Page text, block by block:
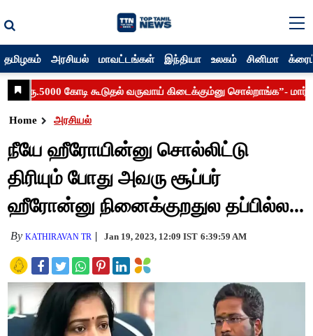
தமிழகம் அரசியல் மாவட்டங்கள் இந்தியா உலகம் சினிமா
Home அரசியல்
நீயே ஹீரோயின்னு சொல்லிட்டு
திரியும் போது அவரு சூப்பர்
ஹீரோன்னு நினைக்குறதுல தப்பில்ல...
ByKATHIRAVAN TR Jan 19, 2023, 12:09 IST 6:39:59 AM